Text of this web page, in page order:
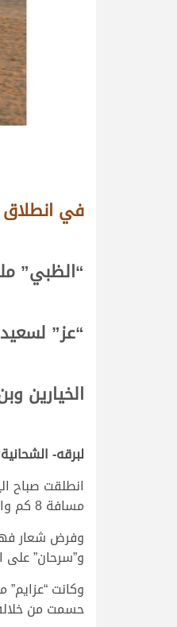
في انطلاق
“الظبي”
“عز”
الخيارين
لبرقه- الشحانية
مسافة 8 كم والتي تضمنت 15 شوطاً، خصصت الأربعة الأولى منها للإنتاج، وشوطان للعمانيات.
وفرض شعار فهد
و”سرحان” على
وكانت
حسمت من خلاله